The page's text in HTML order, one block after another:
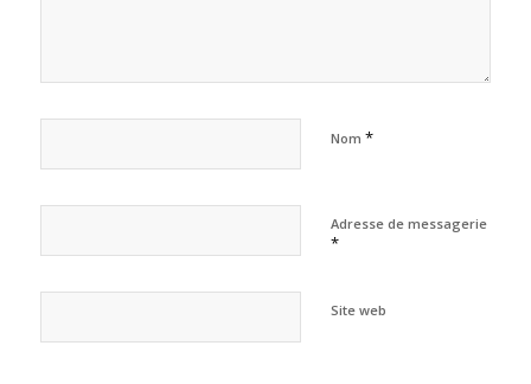
Nom *
Adresse de messagerie
*
Site web